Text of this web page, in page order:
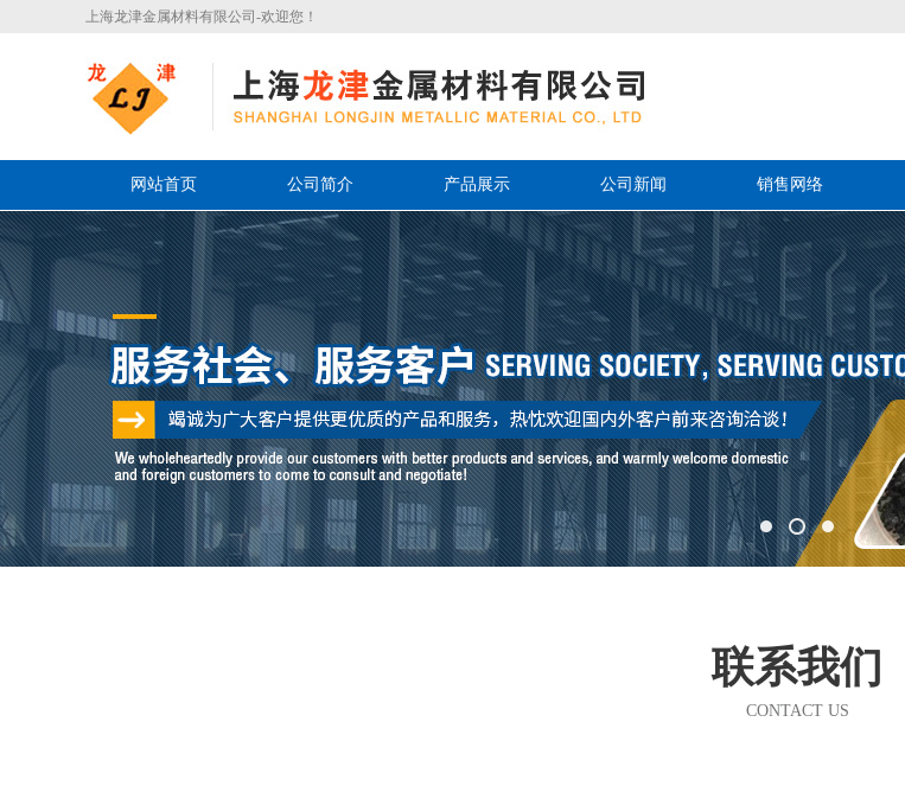
上海龙津金属材料有限公司-欢迎您！
网站首页 公司简介 产品展示 公司新闻 销售网络
联系我们
CONTACT US